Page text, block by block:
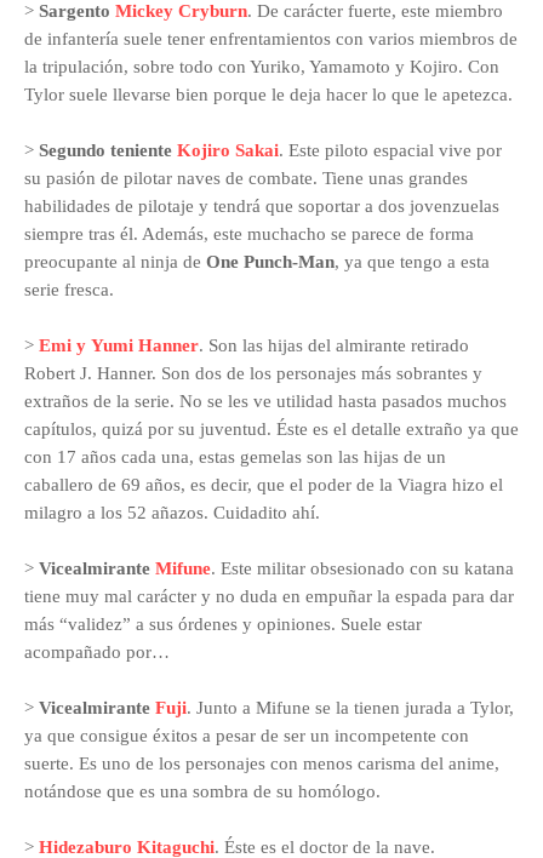
> Sargento Mickey Cryburn. De carácter fuerte, este miembro
de infantería suele tener enfrentamientos con varios miembros de
la tripulación, sobre todo con Yuriko, Yamamoto y Kojiro. Con
Tylor suele llevarse bien porque le deja hacer lo que le apetezca.
> Segundo teniente Kojiro Sakai. Este piloto espacial vive por
su pasión de pilotar naves de combate. Tiene unas grandes
habilidades de pilotaje y tendrá que soportar a dos jovenzuelas
siempre tras él. Además, este muchacho se parece de forma
preocupante al ninja de One Punch-Man, ya que tengo a esta
serie fresca.
> Emi y Yumi Hanner. Son las hijas del almirante retirado
Robert J. Hanner. Son dos de los personajes más sobrantes y
extraños de la serie. No se les ve utilidad hasta pasados muchos
capítulos, quizá por su juventud. Éste es el detalle extraño ya que
con 17 años cada una, estas gemelas son las hijas de un
caballero de 69 años, es decir, que el poder de la Viagra hizo el
milagro a los 52 añazos. Cuidadito ahí.
> Vicealmirante Mifune. Este militar obsesionado con su katana
tiene muy mal carácter y no duda en empuñar la espada para dar
más “validez” a sus órdenes y opiniones. Suele estar
acompañado por…
> Vicealmirante Fuji. Junto a Mifune se la tienen jurada a Tylor,
ya que consigue éxitos a pesar de ser un incompetente con
suerte. Es uno de los personajes con menos carisma del anime,
notándose que es una sombra de su homólogo.
> Hidezaburo Kitaguchi. Éste es el doctor de la nave.